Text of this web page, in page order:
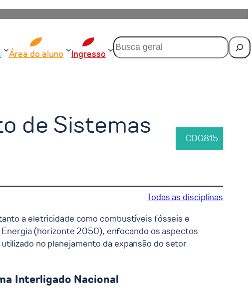
Área do aluno Ingresso
P
e
s
de Sistemas
COG815
Todas as disciplinas
a eletricidade como combustíveis fósseis e
Energia (horizonte 2050), enfocando os aspectos
no planejamento da expansão do setor
Interligado Nacional